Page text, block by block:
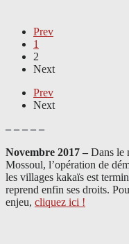
Prev
1
2
Next
Prev
Next
– – – – –
Novembre 2017 – Dans le
Mossoul, l’opération de
les villages kakaïs est
reprend enfin ses droits.
enjeu, cliquez ici !